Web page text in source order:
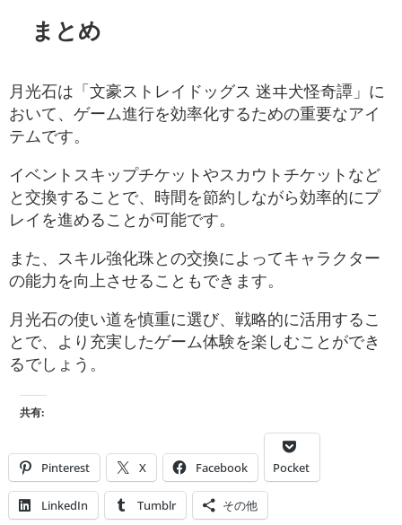
まとめ
月光石は「文豪ストレイドッグス 迷ヰ犬怪奇譚」に
おいて、ゲーム進行を効率化するための重要なアイ
テムです。
イベントスキップチケットやスカウトチケットなど
と交換することで、時間を節約しながら効率的にプ
レイを進めることが可能です。
また、スキル強化珠との交換によってキャラクター
の能力を向上させることもできます。
月光石の使い道を慎重に選び、戦略的に活用するこ
とで、より充実したゲーム体験を楽しむことができ
るでしょう。
共有:
Pinterest X Facebook Pocket
LinkedIn Tumblr その他